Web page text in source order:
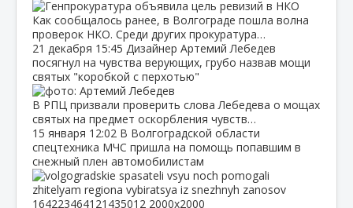
Как сообщалось ранее, в Волгограде пошла волна
проверок НКО. Среди других прокуратура…
21 декабря 15:45 Дизайнер Артемий Лебедев
посягнул на чувства верующих, грубо назвав мощи
святых "коробкой с перхотью"
В РПЦ призвали проверить слова Лебедева о мощах
святых на предмет оскорбления чувств…
15 января 12:02 В Волгоградской области
спецтехника МЧС пришла на помощь попавшим в
снежный плен автомобилистам